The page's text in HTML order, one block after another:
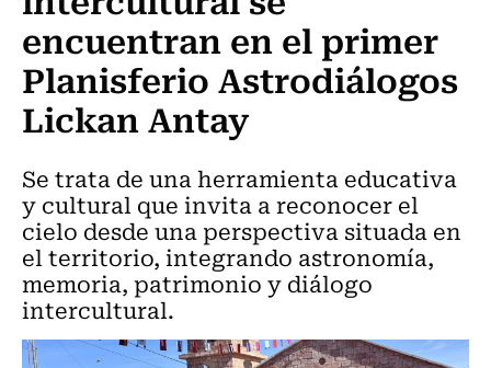
encuentran en el primer
Planisferio Astrodiálogos
Lickan Antay
Se trata de una herramienta educativa
y cultural que invita a reconocer el
cielo desde una perspectiva situada en
el territorio, integrando astronomía,
memoria, patrimonio y diálogo
intercultural.